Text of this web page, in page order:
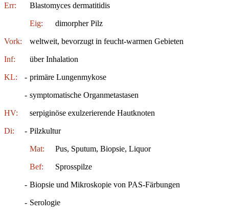
Err: Blastomyces dermatitidis
Eig: dimorpher Pilz
Vork: weltweit, bevorzugt in feucht-warmen Gebieten
Inf: über Inhalation
KL: - primäre Lungenmykose
- symptomatische Organmetastasen
HV: serpiginöse exulzerierende Hautknoten
Di: - Pilzkultur
Mat: Pus, Sputum, Biopsie, Liquor
Bef: Sprosspilze
- Biopsie und Mikroskopie von PAS-Färbungen
- Serologie